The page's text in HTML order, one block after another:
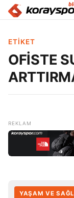
ETIKET
OFİSTE
YAŞAM VE